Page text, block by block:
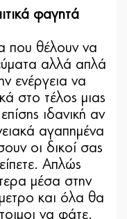
φαγητά
που θέλουν να
αλλά απλά
ενέργεια να
στο τέλος μιας
ιδανική αν
αγαπημένα
οι δικοί σας
Απλώς
μέσα στην
και όλα θα
να φάτε.